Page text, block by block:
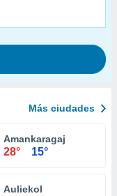
Más ciudades
Amankaragaj
28° 15°
Auliekol